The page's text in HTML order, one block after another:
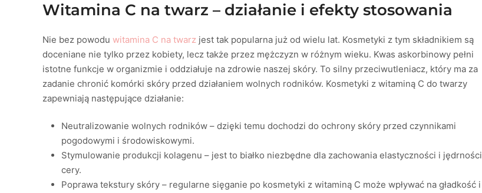
Witamina C na twarz – działanie i efekty stosowania
Nie bez powodu witamina C na twarz jest tak popularna już od wielu lat. Kosmetyki z tym składnikiem są
doceniane nie tylko przez kobiety, lecz także przez mężczyzn w różnym wieku. Kwas askorbinowy pełni
istotne funkcje w organizmie i oddziałuje na zdrowie naszej skóry. To silny przeciwutleniacz, który ma za
zadanie chronić komórki skóry przed działaniem wolnych rodników. Kosmetyki z witaminą C do twarzy
zapewniają następujące działanie:
Neutralizowanie wolnych rodników – dzięki temu dochodzi do ochrony skóry przed czynnikami
pogodowymi i środowiskowymi.
Stymulowanie produkcji kolagenu – jest to białko niezbędne dla zachowania elastyczności i jędrności
cery.
Poprawa tekstury skóry – regularne sięganie po kosmetyki z witaminą C może wpływać na gładkość i